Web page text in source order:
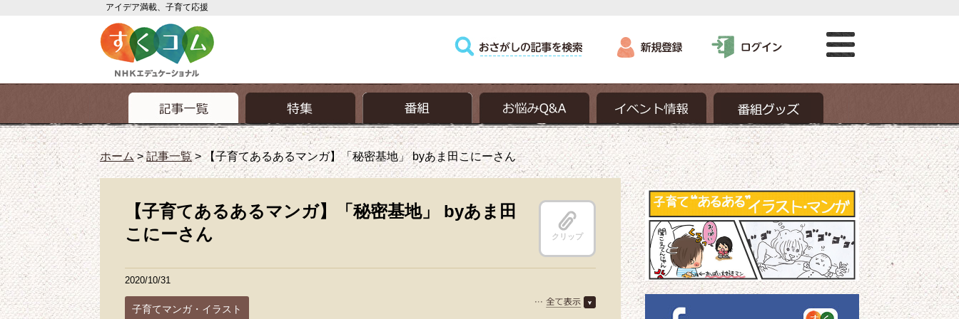
アイデア満載、子育て応援
ホーム>記事一覧>【子育てあるあるマンガ】「秘密基地」 byあま田こにーさん
【子育てあるあるマンガ】「秘密基地」 byあま田
こにーさん
クリップ
2020/10/31
子育てマンガ・イラスト